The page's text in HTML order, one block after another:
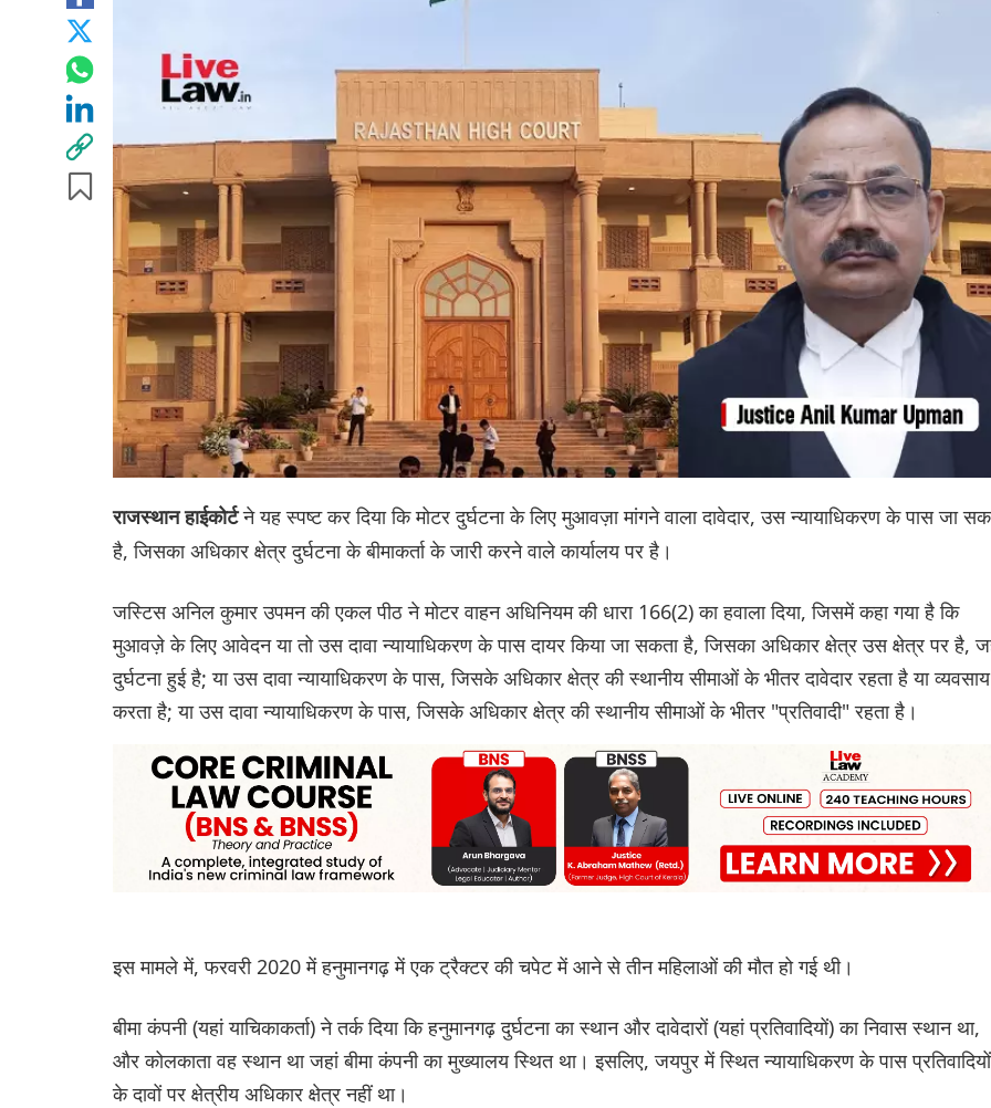
राजस्थान हाईकोर्टने यह स्पष्ट कर दिया कि मोटर दुर्घटना के लिए मुआवज़ा मांगने वाला दावेदार, उस न्यायाधिकरण के पास जा
है, जिसका अधिकार क्षेत्र दुर्घटना के बीमाकर्ता के जारी करने वाले कार्यालय पर है।
जस्टिस अनिल कुमार उपमन की एकल पीठ ने मोटर वाहन अधिनियम की धारा 166(2) का हवाला दिया, जिसमें कहा गया है कि
मुआवज़े के लिए आवेदन या तो उस दावा न्यायाधिकरण के पास दायर किया जा सकता है, जिसका अधिकार क्षेत्र उस क्षेत्र पर है,
दुर्घटना हुई है; या उस दावा न्यायाधिकरण के पास, जिसके अधिकार क्षेत्र की स्थानीय सीमाओं के भीतर दावेदार रहता है या व्यवसाय
करता है; या उस दावा न्यायाधिकरण के पास, जिसके अधिकार क्षेत्र की स्थानीय सीमाओं के भीतर "प्रतिवादी" रहता है।
इस मामले में, फरवरी 2020 में हनुमानगढ़ में एक ट्रैक्टर की चपेट में आने से तीन महिलाओं की मौत हो गई थी।
बीमा कंपनी (यहां याचिकाकर्ता) ने तर्क दिया कि हनुमानगढ़ दुर्घटना का स्थान और दावेदारों (यहां प्रतिवादियों) का निवास स्थान था,
और कोलकाता वह स्थान था जहां बीमा कंपनी का मुख्यालय स्थित था। इसलिए, जयपुर में स्थित न्यायाधिकरण के पास प्रतिवादियों
के दावों पर क्षेत्रीय अधिकार क्षेत्र नहीं था।